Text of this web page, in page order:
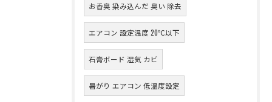
お香臭 染み込んだ 臭い 除去
エアコン 設定温度 20℃以下
石膏ボード 湿気 カビ
暑がり エアコン 低温度設定